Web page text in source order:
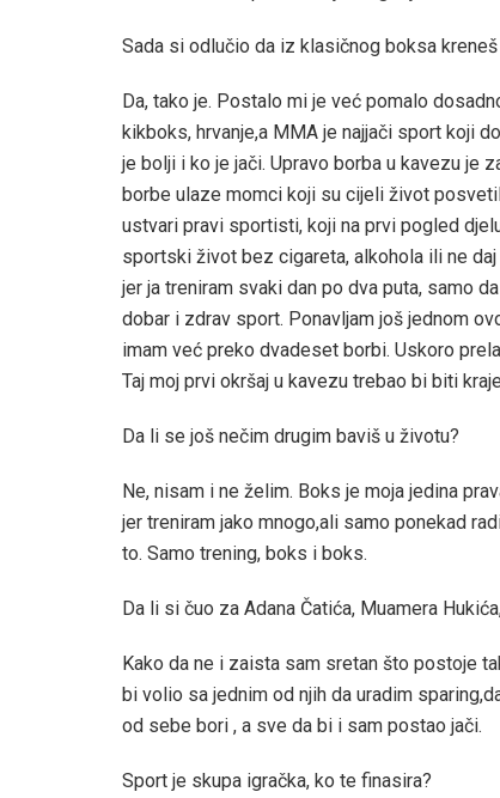
Sada si odlučio da iz klasičnog boksa
Da, tako je. Postalo mi je već pomalo
kikboks, hrvanje,a MMA je najjači sport koji
je bolji i ko je jači. Upravo borba u kavezu je
borbe ulaze momci koji su cijeli život
ustvari pravi sportisti, koji na prvi pogled
sportski život bez cigareta, alkohola ili ne
jer ja treniram svaki dan po dva puta, samo
dobar i zdrav sport. Ponavljam još jednom
imam već preko dvadeset borbi. Uskoro
Taj moj prvi okršaj u kavezu trebao bi biti
Da li se još nečim drugim baviš u životu?
Ne, nisam i ne želim. Boks je moja jedina
jer treniram jako mnogo,ali samo ponekad
to. Samo trening, boks i boks.
Da li si čuo za Adana Čatića, Muamera
Kako da ne i zaista sam sretan što postoje
bi volio sa jednim od njih da uradim
od sebe bori , a sve da bi i sam postao jači.
Sport je skupa igračka, ko te finasira?